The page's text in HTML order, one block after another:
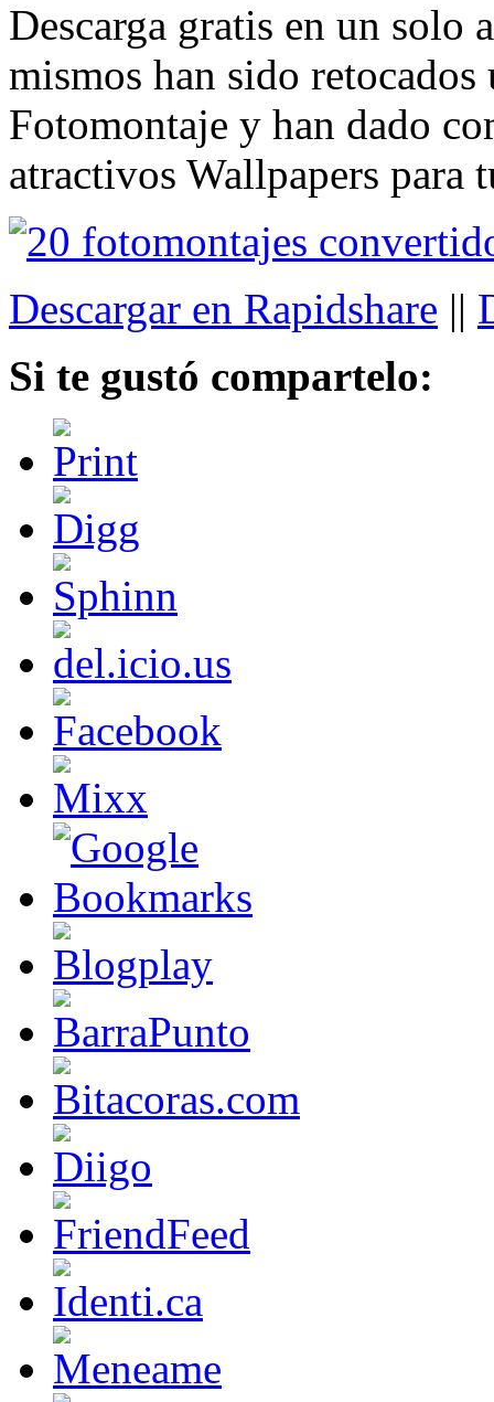
Descarga gratis en un solo
mismos han sido
Fotomontaje y han dado
atractivos Wallpapers para
Descargar en Rapidshare ||
Si te gustó compartelo: